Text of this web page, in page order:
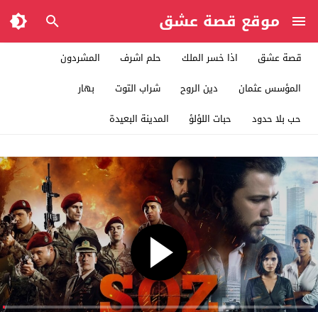
موقع قصة عشق
قصة عشق اذا خسر الملك حلم اشرف
المشردون
المؤسس عثمان
دين الروح شراب التوت
بهار
حب بلا حدود
حبات اللؤلؤ المدينة البعيدة